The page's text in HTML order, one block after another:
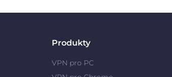
Produkty
VPN pro PC